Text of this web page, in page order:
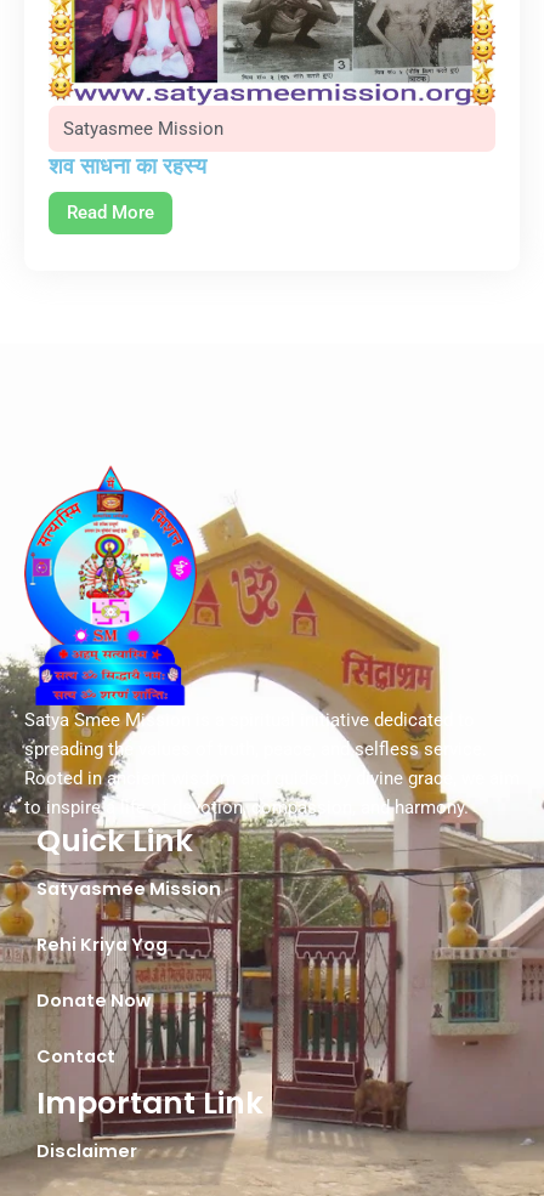
Satyasmee Mission
शव साधना का रहस्य
Read More
Satya Smee Mission is a spiritual initiative dedicated to
spreading the values of truth, peace, and selfless service.
Rooted in ancient wisdom and guided by divine grace, we aim
to inspire a life of devotion, compassion, and harmony.
Quick Link
Satyasmee Mission
Rehi Kriya Yog
Donate Now
Contact
Important Link
Disclaimer